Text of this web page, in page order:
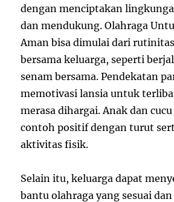
dengan menciptakan
dan mendukung. Olahraga
Aman bisa dimulai dari
bersama keluarga, seperti
senam bersama. Pendekatan
memotivasi lansia untuk
merasa dihargai. Anak dan
contoh positif dengan turut
aktivitas fisik.
Selain itu, keluarga dapat
bantu olahraga yang sesuai